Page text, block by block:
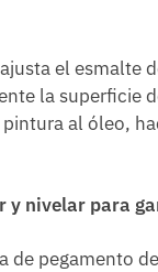
el esmalte
la superficie
al óleo,
y nivelar para
de pegamento